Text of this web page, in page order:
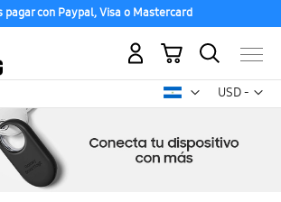
pagar con Paypal, Visa o Mastercard
USD -
dólar
Mi carrito